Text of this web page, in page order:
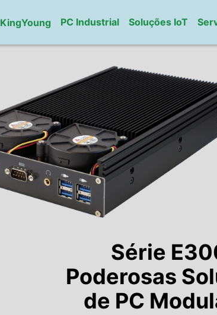
KingYoung PC Industrial Soluções IoT
Série
Poderosas
de PC